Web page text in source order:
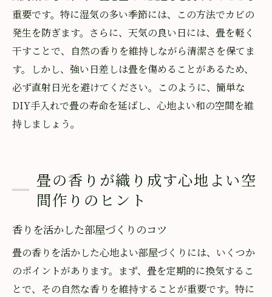
重要です。特に湿気の多い季節には、この方法でカビの
発生を防ぎます。さらに、天気の良い日には、畳を軽く
干すことで、自然の香りを維持しながら清潔さを保てま
す。しかし、強い日差しは畳を傷めることがあるため、
必ず直射日光を避けてください。このように、簡単な
DIY手入れで畳の寿命を延ばし、心地よい和の空間を維
持しましょう。
畳の香りが織り成す心地よい空
間作りのヒント
香りを活かした部屋づくりのコツ
畳の香りを活かした心地よい部屋づくりには、いくつか
のポイントがあります。まず、畳を定期的に換気するこ
とで、その自然な香りを維持することが重要です。特に